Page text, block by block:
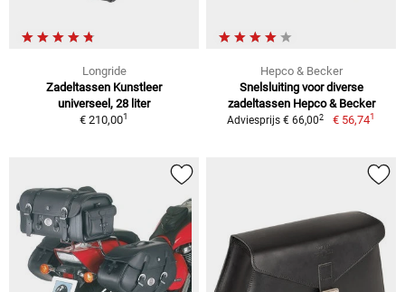
Longride
Zadeltassen Kunstleer
universeel, 28 liter
€ 210,001
Hepco & Becker
Snelsluiting voor diverse
zadeltassen Hepco & Becker
Adviesprijs € 66,002 € 56,741